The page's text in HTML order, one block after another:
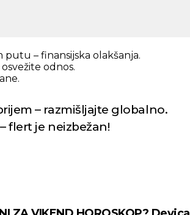
putu – finansijska olakšanja.
odnos.
– razmišljajte globalno.
flert je neizbežan!